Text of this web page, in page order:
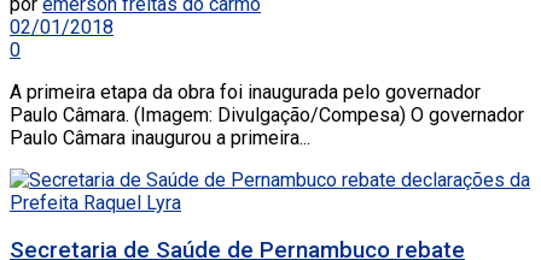
por emerson freitas do carmo
02/01/2018
0
A primeira etapa da obra foi inaugurada pelo governador
Paulo Câmara. (Imagem: Divulgação/Compesa) O governador
Paulo Câmara inaugurou a primeira...
Secretaria de Saúde de Pernambuco rebate